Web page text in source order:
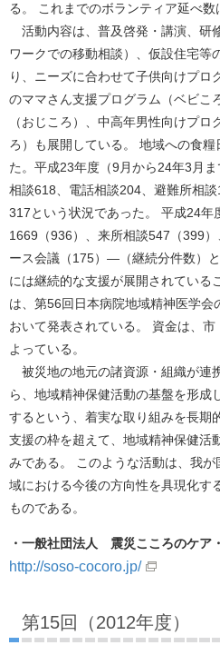
る。 これまでのボランティア延べ数
活動内容は、普及啓発・講演、研
ワークでの移動相談）、仮設住宅等
り、ニーズに合わせて子供向けプロ
のママさん支援プログラム（ベビこ
（おじころ）、中高年男性向けプロ
ろ）も展開している。 地域への食
た。平成23年度（9月から24年3月
相談618、電話相談204、避難所相
317という状況であった。 平成24年
1669（936）、来所相談547（399
ース会議（175）―（継続分件数）
には継続的な支援が展開されている
は、第56回日本病院地域精神医学会
おいて発表されている。 資金は、
よっている。
被災地の地元の諸資源・組織が連
ら、地域精神保健活動の基盤を形成
するという、着実な取り組みを長期
支援の枠を超えて、地域精神保健活
みである。 このような活動は、我
域における今後の方向性を具現化す
ものである。
・一般社団法人 震災こころのケア
http://soso-cocoro.jp/
第15回（2012年度）